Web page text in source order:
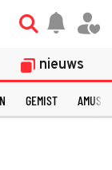
nieuws
GEMIST